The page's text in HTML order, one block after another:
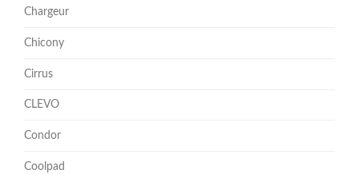
Chargeur
Chicony
Cirrus
CLEVO
Condor
Coolpad